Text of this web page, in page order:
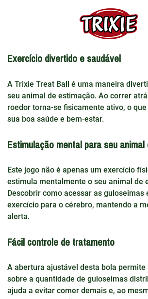
Exercício divertido e saudável
A Trixie Treat Ball é uma maneira
seu animal de estimação. Ao correr
roedor torna-se fisicamente ativo, o
sua boa saúde e bem-estar.
Estimulação mental para seu
Este jogo não é apenas um exercício
estimula mentalmente o seu animal de
Descobrir como acessar as guloseimas
exercício para o cérebro, mantendo a
alerta.
Fácil controle de tratamento
A abertura ajustável desta bola
sobre a quantidade de guloseimas
ajuda a evitar comer demais e, ao